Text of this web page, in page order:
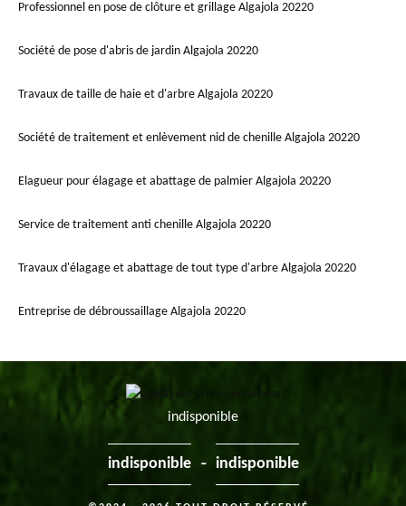
Professionnel en pose de clôture et grillage Algajola 20220
Société de pose d'abris de jardin Algajola 20220
Travaux de taille de haie et d'arbre Algajola 20220
Société de traitement et enlèvement nid de chenille Algajola 20220
Elagueur pour élagage et abattage de palmier Algajola 20220
Service de traitement anti chenille Algajola 20220
Travaux d'élagage et abattage de tout type d'arbre Algajola 20220
Entreprise de débroussaillage Algajola 20220
indisponible
indisponible - indisponible